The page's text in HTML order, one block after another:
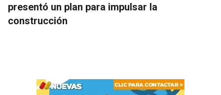
presentó un plan para impulsar la
construcción